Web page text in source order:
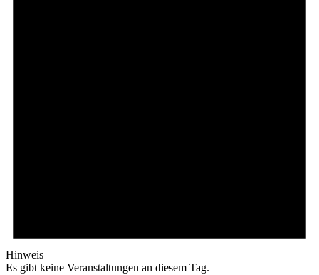
Hinweis
Es gibt keine Veranstaltungen an diesem Tag.